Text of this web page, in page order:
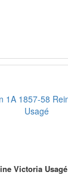
Victoria Usagé